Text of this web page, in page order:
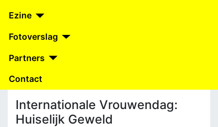
Ezine
Fotoverslag
Partners
Contact
Internationale Vrouwendag:
Huiselijk Geweld